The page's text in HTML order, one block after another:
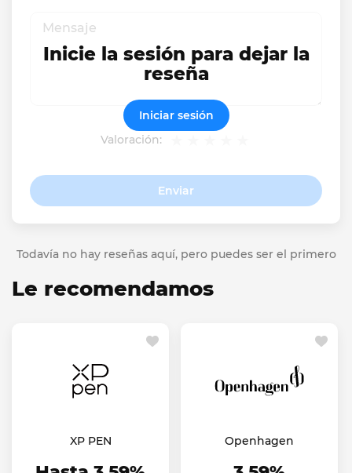
Valoración:
Enviar
Inicie la sesión para dejar la
reseña
Iniciar sesión
Todavía no hay reseñas aquí, pero puedes ser el primero
Le recomendamos
XP PEN Openhagen